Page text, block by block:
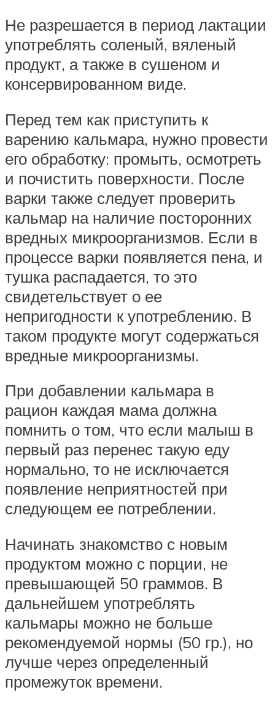
Не разрешается в период лактации
употреблять соленый, вяленый
продукт, а также в сушеном и
консервированном виде.
Перед тем как приступить к
варению кальмара, нужно провести
его обработку: промыть, осмотреть
и почистить поверхности. После
варки также следует проверить
кальмар на наличие посторонних
вредных микроорганизмов. Если в
процессе варки появляется пена, и
тушка распадается, то это
свидетельствует о ее
непригодности к употреблению. В
таком продукте могут содержаться
вредные микроорганизмы.
При добавлении кальмара в
рацион каждая мама должна
помнить о том, что если малыш в
первый раз перенес такую еду
нормально, то не исключается
появление неприятностей при
следующем ее потреблении.
Начинать знакомство с новым
продуктом можно с порции, не
превышающей 50 граммов. В
дальнейшем употреблять
кальмары можно не больше
рекомендуемой нормы (50 гр.), но
лучше через определенный
промежуток времени.